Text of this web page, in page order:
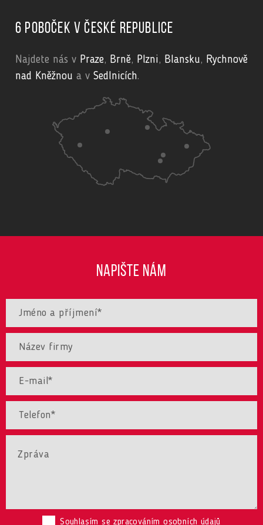
6 poboček v České republice
Najdete nás v Praze, Brně, Plzni, Blansku, Rychnově
nad Kněžnou a v Sedlnicích.
NAPIŠTE NÁM
Souhlasím se zpracováním osobních údajů